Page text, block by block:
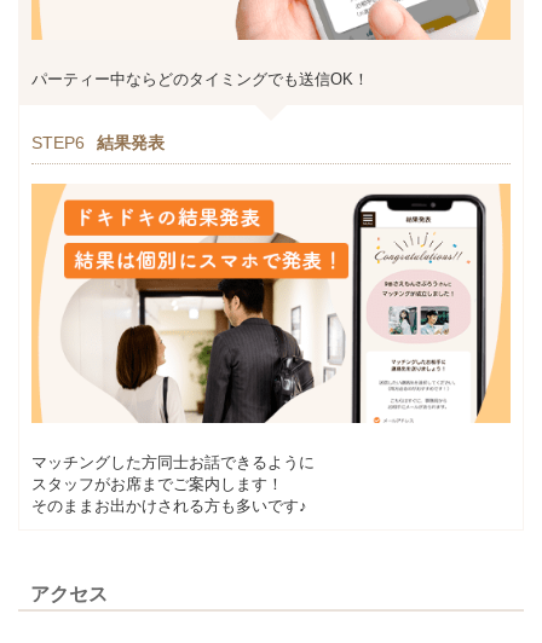
パーティー中ならどのタイミングでも送信OK！
STEP6 結果発表
マッチングした方同士お話できるように
スタッフがお席までご案内します！
そのままお出かけされる方も多いです♪
アクセス